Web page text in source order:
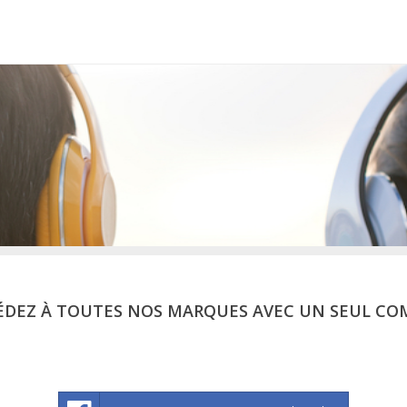
À TOUTES NOS MARQUES AVEC UN SEUL